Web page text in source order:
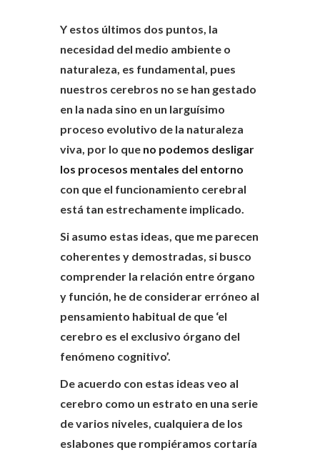
Y estos últimos dos puntos, la
necesidad del medio ambiente o
naturaleza, es fundamental, pues
nuestros cerebros no se han gestado
en la nada sino en un larguísimo
proceso evolutivo de la naturaleza
viva, por lo que no podemos desligar
los procesos mentales del entorno
con que el funcionamiento cerebral
está tan estrechamente implicado.
Si asumo estas ideas, que me parecen
coherentes y demostradas, si busco
comprender la relación entre órgano
y función, he de considerar erróneo al
pensamiento habitual de que ‘el
cerebro es el exclusivo órgano del
fenómeno cognitivo’.
De acuerdo con estas ideas veo al
cerebro como un estrato en una serie
de varios niveles, cualquiera de los
eslabones que rompiéramos cortaría